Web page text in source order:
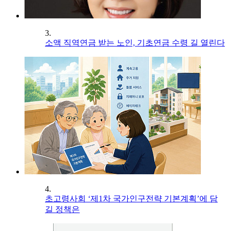
3.
소액 직역연금 받는 노인, 기초연금 수령 길 열린다
4.
초고령사회 ‘제1차 국가인구전략 기본계획’에 담
길 정책은